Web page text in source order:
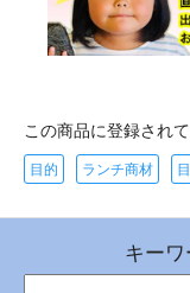
この商品に登録され
目的 ランチ商材
キー